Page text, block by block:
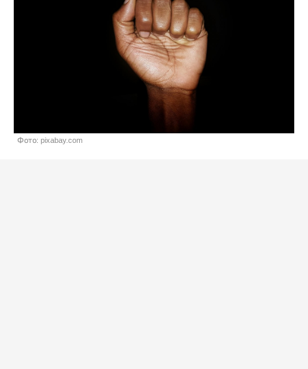
Фото: pixabay.com